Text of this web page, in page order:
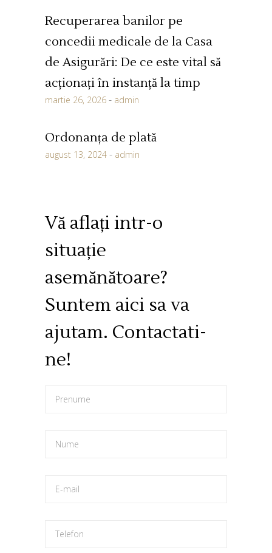
Recuperarea banilor pe
concedii medicale de la Casa
de Asigurări: De ce este vital să
acționați în instanță la timp
martie 26, 2026 admin
Ordonanța de plată
august 13, 2024 admin
Vă aflați intr-o
situație
asemănătoare?
Suntem aici sa va
ajutam. Contactati-
ne!